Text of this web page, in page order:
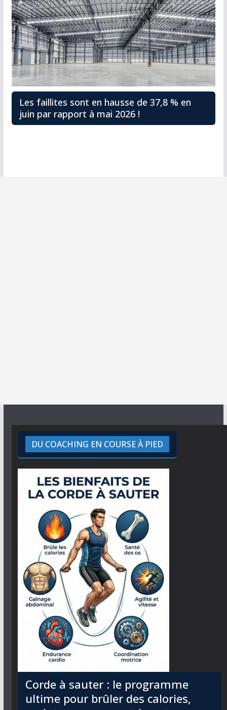
Les faillites sont en hausse de 37,8 % en
juin par rapport à mai 2026 !
DU COACHING EN COURSE À PIED
Corde à sauter : le programme
ultime pour brûler des calories,